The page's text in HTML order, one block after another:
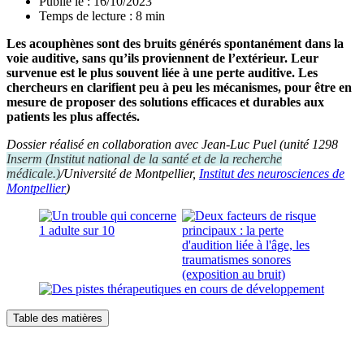
Temps de lecture : 8 min
Les acouphènes sont des bruits générés spontanément dans la
voie auditive, sans qu’ils proviennent de l’extérieur. Leur
survenue est le plus souvent liée à une perte auditive. Les
chercheurs en clarifient peu à peu les mécanismes, pour être en
mesure de proposer des solutions efficaces et durables aux
patients les plus affectés.
Dossier réalisé en collaboration avec Jean-Luc Puel (unité 1298
Inserm (Institut national de la santé et de la recherche
médicale.)/Université de Montpellier, Institut des neurosciences de
Montpellier)
Table des matières